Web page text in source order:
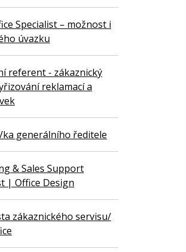
Specialist – možnost i
úvazku
referent - zákaznický
reklamací a
generálního ředitele
& Sales Support
| Office Design
zákaznického servisu/